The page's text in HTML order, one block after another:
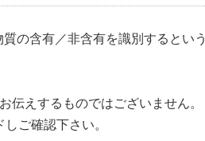
の含有／非含有を識別するという
えするものではございません。
ご確認下さい。